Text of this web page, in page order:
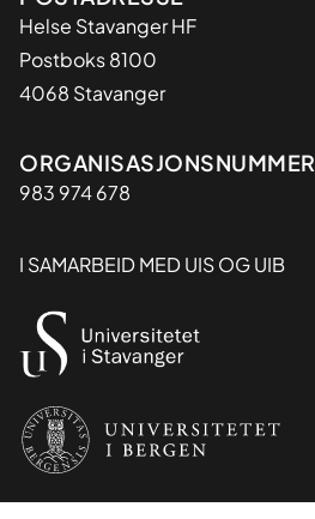
Helse Stavanger HF
Postboks 8100
4068 Stavanger
Organisasjon
ORGANISASJONSNUMMER
983 974 678
I SAMARBEID MED UIS OG UIB